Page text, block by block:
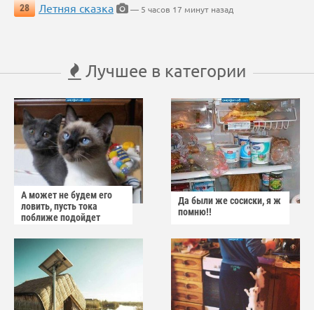
28
Летняя сказка — 5 часов 17 минут назад
Лучшее в категории
А может не будем его
ловить, пусть тока
поближе подойдет
Да были же сосиски, я ж
помню!!